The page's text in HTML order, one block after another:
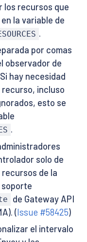
recursos que
la variable de
.
por comas
observador de
hay necesidad
incluso
esto se
.
solo de
de la
soporte
de Gateway API
(Issue #58425)
el intervalo